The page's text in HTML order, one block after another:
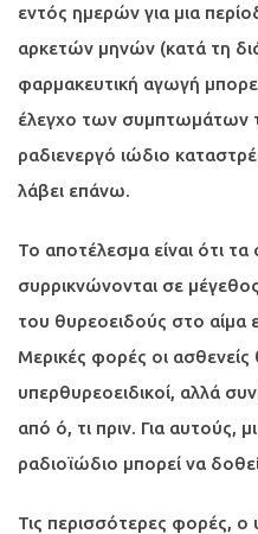
εντός ημερών για μια
αρκετών μηνών (κατά τη
φαρμακευτική αγωγή
έλεγχο των συμπτωμάτων
ραδιενεργό ιώδιο
λάβει επάνω.
Το αποτέλεσμα είναι ότι
συρρικνώνονται σε
του θυρεοειδούς στο αίμα
Μερικές φορές οι
υπερθυρεοειδικοί, αλλά
από ό, τι πριν. Για αυτούς,
ραδιοϊώδιο μπορεί να
Τις περισσότερες φορές, ο